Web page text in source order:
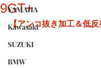
YAMAHA
Kawasaki
SUZUKI
BMW
9GT+
【アンコ抜き加工＆低反